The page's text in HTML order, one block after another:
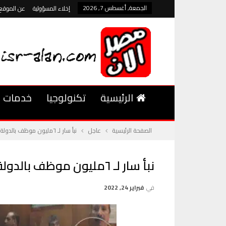
الجمعة, أغسطس 7, 2026 إخلاء المسؤولية عن
الرئيسية تكنولوجيا خدمات
الصفحة الرئيسية عاجل نبأ سار لـ ٦مليون موظف بالدولة المالية تسعد المواطنين
نبأ سار لـ ٦مليون موظف بالدولة المالية تسعد المواطنين
في فبراير 24, 2022